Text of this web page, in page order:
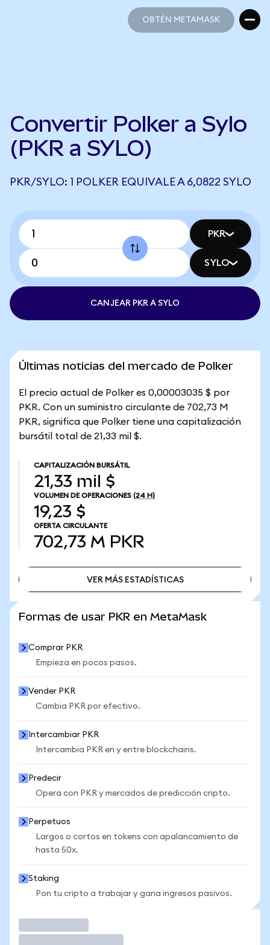
OBTÉN METAMASK
Convertir Polker a Sylo
(PKR a SYLO)
PKR/SYLO: 1 POLKER EQUIVALE A 6,0822 SYLO
PKR
SYLO
CANJEAR PKR A SYLO
Últimas noticias del mercado de Polker
El precio actual de Polker es 0,00003035 $ por
PKR. Con un suministro circulante de 702,73 M
PKR, significa que Polker tiene una capitalización
bursátil total de 21,33 mil $.
CAPITALIZACIÓN BURSÁTIL
21,33 mil $
VOLUMEN DE OPERACIONES (24 H)
19,23 $
OFERTA CIRCULANTE
702,73 M PKR
VER MÁS ESTADÍSTICAS
Formas de usar PKR en MetaMask
Comprar PKR
Empieza en pocos pasos.
Vender PKR
Cambia PKR por efectivo.
Intercambiar PKR
Intercambia PKR en y entre blockchains.
Predecir
Opera con PKR y mercados de predicción cripto.
Perpetuos
Largos o cortos en tokens con apalancamiento de
hasta 50x.
Staking
Pon tu cripto a trabajar y gana ingresos pasivos.